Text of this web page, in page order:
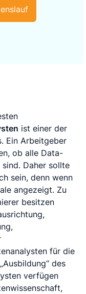
ist einer der
Ein Arbeitgeber
ob alle Data-
Daher sollte
sein, denn wenn
angezeigt. Zu
besitzen
für die
des
verfügen